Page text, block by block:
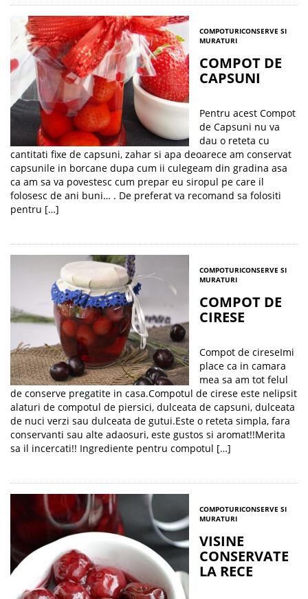
COMPOTURICONSERVE SI
MURATURI
COMPOT DE
CAPSUNI
Pentru acest Compot
de Capsuni nu va
dau o reteta cu
cantitati fixe de capsuni, zahar si apa deoarece am conservat
capsunile in borcane dupa cum ii culegeam din gradina asa
ca am sa va povestesc cum prepar eu siropul pe care il
folosesc de ani buni… . De preferat va recomand sa folositi
pentru […]
COMPOTURICONSERVE SI
MURATURI
COMPOT DE
CIRESE
Compot de cireseImi
place ca in camara
mea sa am tot felul
de conserve pregatite in casa.Compotul de cirese este nelipsit
alaturi de compotul de piersici, dulceata de capsuni, dulceata
de nuci verzi sau dulceata de gutui.Este o reteta simpla, fara
conservanti sau alte adaosuri, este gustos si aromat!!Merita
sa il incercati!! Ingrediente pentru compotul […]
COMPOTURICONSERVE SI
MURATURI
VISINE
CONSERVATE
LA RECE